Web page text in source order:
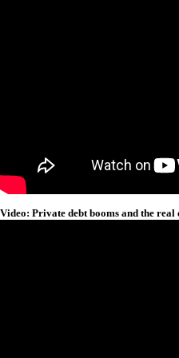
Video: Private debt booms and the real